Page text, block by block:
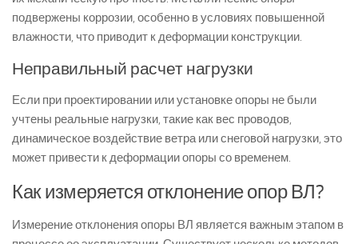
подвержены коррозии, особенно в условиях повышенной
влажности, что приводит к деформации конструкции.
Неправильный расчет нагрузки
Если при проектировании или установке опоры не были
учтены реальные нагрузки, такие как вес проводов,
динамическое воздействие ветра или снеговой нагрузки, это
может привести к деформации опоры со временем.
Как измеряется отклонение опор ВЛ?
Измерение отклонения опоры ВЛ является важным этапом в